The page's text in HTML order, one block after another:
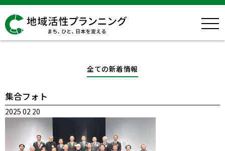
全ての新着情報
集合フォト
2025 02 20